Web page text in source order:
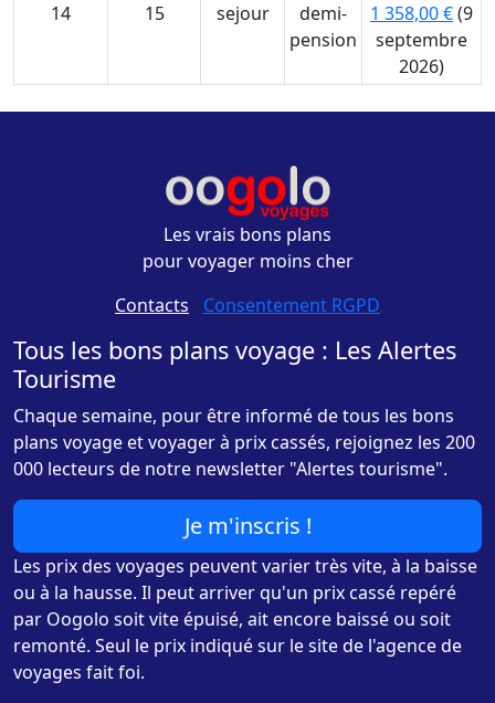
14
15 sejour
demi-
pension
1 358,00 €(9
septembre
2026)
Les vrais bons plans
pour voyager moins cher
Contacts - Consentement RGPD
Tous les bons plans voyage : Les Alertes
Tourisme
Chaque semaine, pour être informé de tous les bons
plans voyage et voyager à prix cassés, rejoignez les 200
000 lecteurs de notre newsletter "Alertes tourisme".
Je m'inscris !
Les prix des voyages peuvent varier très vite, à la baisse
ou à la hausse. Il peut arriver qu'un prix cassé repéré
par Oogolo soit vite épuisé, ait encore baissé ou soit
remonté. Seul le prix indiqué sur le site de l'agence de
voyages fait foi.